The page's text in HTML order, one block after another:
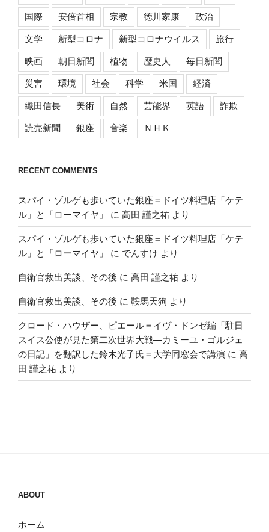
国際 安倍首相 宗教 徳川家康 政治
文学 新型コロナ 新型コロナウイルス 旅行
映画 朝日新聞 植物 歴史人 毎日新聞
災害 環境 社会 科学 米国 経済
織田信長 美術 自然 芸能界 英語 詐欺
読売新聞 銀座 音楽 ＮＨＫ
RECENT COMMENTS
スパイ・ゾルゲも歩いていた銀座＝ドイツ料理店「ケテ
ル」と「ローマイヤ」
に 高田 謹之祐 より
スパイ・ゾルゲも歩いていた銀座＝ドイツ料理店「ケテ
ル」と「ローマイヤ」
に でんすけ より
自衛官救出美談、その後 に 高田 謹之祐 より
自衛官救出美談、その後 に 鞍馬天狗 より
クロード・ハウザー、ピエール＝イヴ・ドンゼ編「駐日
スイス公使が見た第二次世界大戦―カミーユ・ゴルジェ
の日記」を翻訳した鈴木光子氏＝大学同窓会で講演 に 高
田 謹之祐 より
ABOUT
ホーム